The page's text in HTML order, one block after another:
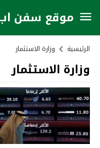
موقع سفن
الرئيسية وزارة الاستثمار
وزارة الاستثمار